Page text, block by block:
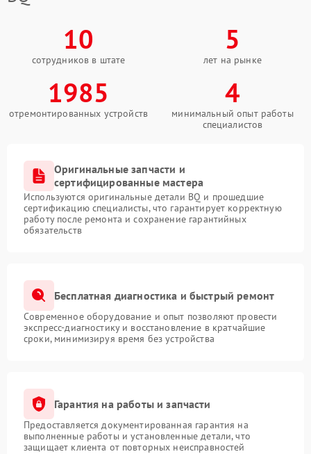
10
сотрудников в штате
5
лет на рынке
1985
отремонтированных устройств
4
минимальный опыт работы
специалистов
Оригинальные запчасти и
сертифицированные мастера
Используются оригинальные детали BQ и прошедшие
сертификацию специалисты, что гарантирует корректную
работу после ремонта и сохранение гарантийных
обязательств
Бесплатная диагностика и быстрый ремонт
Современное оборудование и опыт позволяют провести
экспресс-диагностику и восстановление в кратчайшие
сроки, минимизируя время без устройства
Гарантия на работы и запчасти
Предоставляется документированная гарантия на
выполненные работы и установленные детали, что
защищает клиента от повторных неисправностей